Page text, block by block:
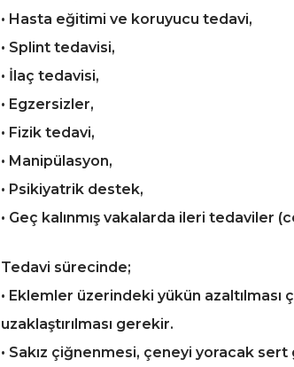
• Hasta eğitimi ve koruyucu tedavi,
• Splint tedavisi,
• İlaç tedavisi,
• Egzersizler,
• Fizik tedavi,
• Manipülasyon,
• Psikiyatrik destek,
• Geç kalınmış vakalarda ileri tedaviler
Tedavi sürecinde;
• Eklemler üzerindeki yükün
uzaklaştırılması gerekir.
• Sakız çiğnenmesi, çeneyi yoracak sert